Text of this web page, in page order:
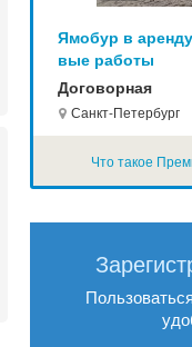
Ямобур в
вые работы
Договорная
Санкт-Петербург
Что такое